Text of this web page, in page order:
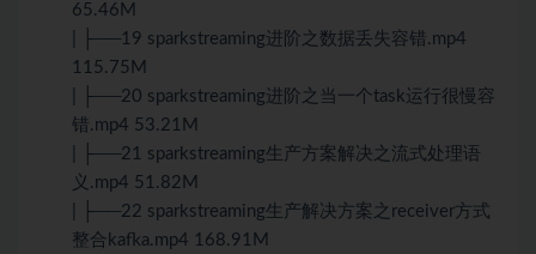
65.46M
| ├──19 sparkstreaming进阶之数据丢失容错.mp4
115.75M
| ├──20 sparkstreaming进阶之当一个task运行很慢容
错.mp4 53.21M
| ├──21 sparkstreaming生产方案解决之流式处理语
义.mp4 51.82M
| ├──22 sparkstreaming生产解决方案之receiver方式
整合kafka.mp4 168.91M